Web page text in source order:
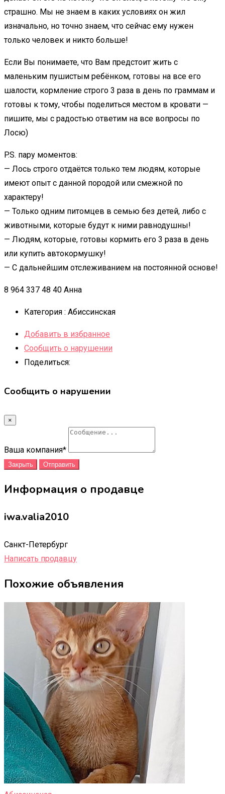
страшно. Мы не знаем в каких условиях он жил
изначально, но точно знаем, что сейчас ему нужен
только человек и никто больше!
Если Вы понимаете, что Вам предстоит жить с
маленьким пушистым ребёнком, готовы на все его
шалости, кормление строго 3 раза в день по граммам и
готовы к тому, чтобы поделиться местом в кровати —
пишите, мы с радостью ответим на все вопросы по
Лосю)
P.S. пару моментов:
— Лось строго отдаётся только тем людям, которые
имеют опыт с данной породой или смежной по
характеру!
— Только одним питомцев в семью без детей, либо с
животными, которые будут к ними равнодушны!
— Людям, которые, готовы кормить его 3 раза в день
или купить автокормушку!
— С дальнейшим отслеживанием на постоянной основе!
8 964 337 48 40 Анна
Категория : Абиссинская
Добавить в избранное
Сообщить о нарушении
Поделиться:
Сообщить о нарушении
×
Ваша компания*
Закрыть Отправить
Информация о продавце
iwa.valia2010
Санкт-Петербург
Написать продавцу
Похожие объявления